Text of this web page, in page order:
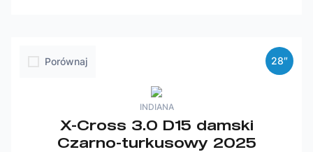
Porównaj
INDIANA
X-Cross 3.0 D15 damski
Czarno-turkusowy 2025
28″